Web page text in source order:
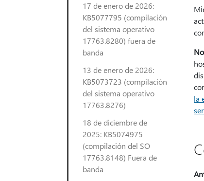
17 de enero de 2026:
KB5077795 (compilación
del sistema operativo
17763.8280) fuera de
banda
13 de enero de 2026:
KB5073723 (compilación
del sistema operativo
17763.8276)
18 de diciembre de
2025: KB5074975
(compilación del SO
17763.8148) Fuera de
banda
la